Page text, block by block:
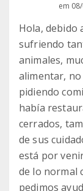
em
Hola, debido
sufriendo
animales,
alimentar, no
pidiendo
había
cerrados,
de sus
está por
de lo normal
pedimos